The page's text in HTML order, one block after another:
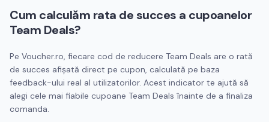
Cum calculăm rata de succes a cupoanelor
Team Deals?
Pe Voucher.ro, fiecare cod de reducere Team Deals are o rată
de succes afișată direct pe cupon, calculată pe baza
feedback-ului real al utilizatorilor. Acest indicator te ajută să
alegi cele mai fiabile cupoane Team Deals înainte de a finaliza
comanda.